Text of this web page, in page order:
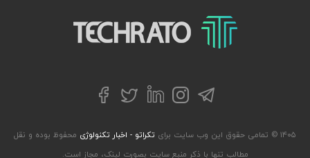
تکراتو – زندگی با تکنولوژی
تلگراماینستاگرام
لینکداینتوییترفیسبوک
۱۴۰۵ © تمامی حقوق این وب سایت برای تکراتو - اخبار تکنولوژی محفوظ بوده و نقل
مطالب تنها با ذکر منبع سایت بصورت لینک، مجاز است.